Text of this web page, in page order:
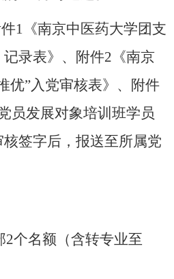
1 《南京中医药大学团支
录表》 、 附件2 《南京
优”入党审核表》 、 附件
员发展对象培训班学员
核签字后，报送至所属党
2个名额（含转专业至